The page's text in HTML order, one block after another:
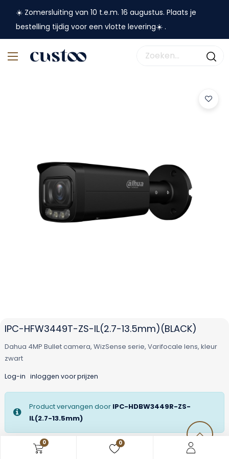
0 0
☀️ Zomersluiting van 10 t.e.m. 16 augustus. Plaats je
bestelling tijdig voor een vlotte levering☀️ .
IPC-HFW3449T-ZS-IL(2.7-13.5mm)(BLACK)
Dahua 4MP Bullet camera, WizSense serie, Varifocale lens, kleur
zwart
Log-in inloggen voor prijzen
Product vervangen door IPC-HDBW3449R-ZS-
IL(2.7-13.5mm)